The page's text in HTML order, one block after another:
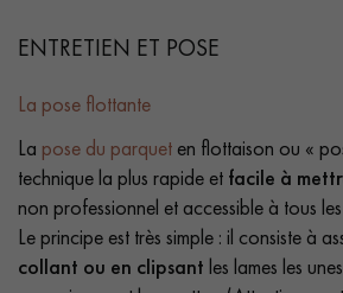
ENTRETIEN ET POSE
La pose flottante
La pose du parquet en flottaison ou «
technique la plus rapide et facile à
non professionnel et accessible à tous
Le principe est très simple : il consiste à
collant ou en clipsant les lames les